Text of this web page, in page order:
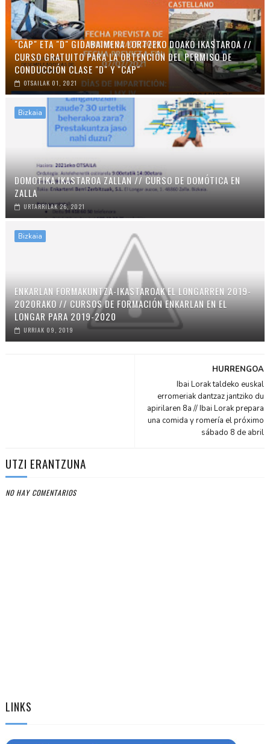
"CAP" ETA "D" GIDABAIMENA LORTZEKO DOAKO IKASTAROA //
CURSO GRATUITO PARA LA OBTENCIÓN DEL PERMISO DE
CONDUCCIÓN CLASE "D" Y "CAP"
OTSAILAK 01, 2021
Bizkaia
DOMOTIKA IKASTAROA ZALLAN // CURSO DE DOMÓTICA EN
ZALLA
URTARRILAK 26, 2021
Bizkaia
ENKARLAN FORMAKUNTZA-IKASTAROAK EL LONGARREN 2019-
2020RAKO // CURSOS DE FORMACIÓN ENKARLAN EN EL
LONGAR PARA 2019-2020
URRIAK 09, 2019
HURRENGOA
Ibai Lorak taldeko euskal
erromeriak dantzaz jantziko du
apirilaren 8a // Ibai Lorak prepara
una comida y romería el próximo
sábado 8 de abril
UTZI ERANTZUNA
NO HAY COMENTARIOS
LINKS